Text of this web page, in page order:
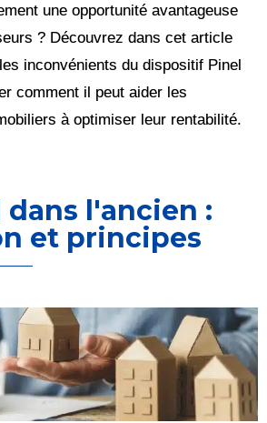
une opportunité avantageuse
? Découvrez dans cet article
inconvénients du dispositif Pinel
comment il peut aider les
à optimiser leur rentabilité.
dans l'ancien :
et principes